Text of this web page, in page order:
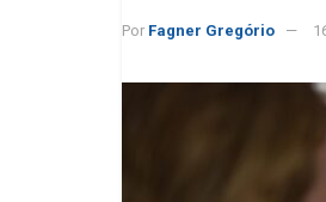
Por Fagner Gregório